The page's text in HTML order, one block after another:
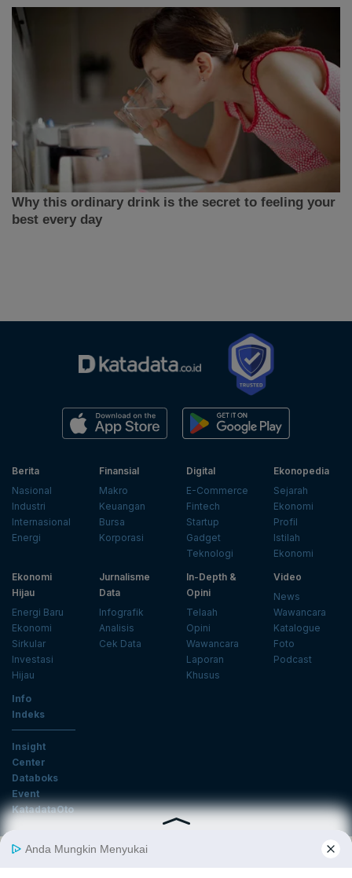
Berita
Nasional
Industri
Internasional
Energi
Finansial
Makro
Keuangan
Bursa
Korporasi
Digital
E-Commerce
Fintech
Startup
Gadget
Teknologi
Ekonopedia
Sejarah
Ekonomi
Profil
Istilah
Ekonomi
Ekonomi
Hijau
Energi Baru
Ekonomi
Sirkular
Investasi
Hijau
Jurnalisme
Data
Infografik
Analisis
Cek Data
In-Depth &
Opini
Telaah
Opini
Wawancara
Laporan
Khusus
Video
News
Wawancara
Katalogue
Foto
Podcast
Info
Indeks
Insight
Center
Databoks
Event
KatadataOto
Langganan Newsletter